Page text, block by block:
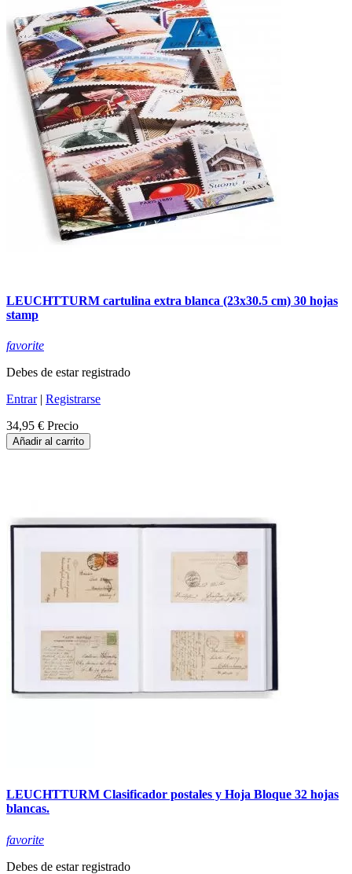
LEUCHTTURM cartulina extra blanca (23x30.5 cm) 30 hojas
stamp
favorite
Debes de estar registrado
Entrar| Registrarse
34,95 € Precio
Añadir al carrito
LEUCHTTURM Clasificador postales y Hoja Bloque 32 hojas
blancas.
favorite
Debes de estar registrado